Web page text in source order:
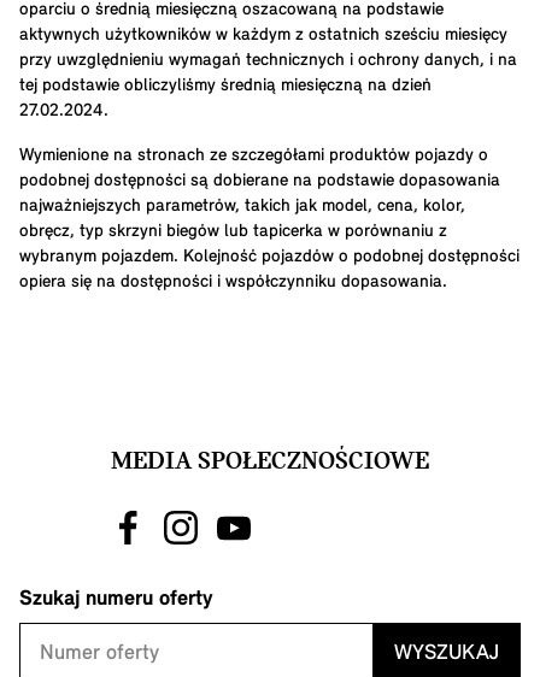
oparciu o średnią miesięczną oszacowaną na podstawie
aktywnych użytkowników w każdym z ostatnich sześciu miesięcy
przy uwzględnieniu wymagań technicznych i ochrony danych, i na
tej podstawie obliczyliśmy średnią miesięczną na dzień
27.02.2024.
Wymienione na stronach ze szczegółami produktów pojazdy o
podobnej dostępności są dobierane na podstawie dopasowania
najważniejszych parametrów, takich jak model, cena, kolor,
obręcz, typ skrzyni biegów lub tapicerka w porównaniu z
wybranym pojazdem. Kolejność pojazdów o podobnej dostępności
opiera się na dostępności i współczynniku dopasowania.
MEDIA SPOŁECZNOŚCIOWE
Szukaj numeru oferty
WYSZUKAJ